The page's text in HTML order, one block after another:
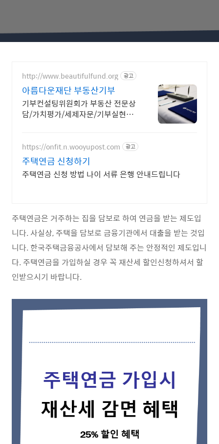
http://www.beautifulfund.org 광고
아름다운재단 부동산기부
기부컨설팅위원회가 부동산 전문상
담/가치평가/세제자문/기부실현을
https://onfit.n.wooyupost.com 광고
주택연금 신청하기
주택연금 신청 방법 나이 서류 은행 안내드립니다
주택연금은 거주하는 집을 담보로 하여 연금을 받는 제도입
니다. 사실상, 주택을 담보로 금융기관에서 대출을 받는 것입
니다. 한국주택금융공사에서 담보해 주는 안정적인 제도입니
다. 주택연금을 가입하실 경우 꼭 재산세 할인신청하셔서 할
인받으시기 바랍니다.